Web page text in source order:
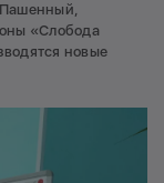
«Слобода
новые